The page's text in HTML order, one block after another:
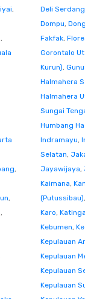
,
,
,
,
,
Deli Serdang
Dompu,
Fakfak,
Gorontalo
Kurun),
Halmahera
Halmahera
Sungai
Humbang
Indramayu,
Selatan,
Jayawijaya,
Kaimana,
(Putussibau),
Karo,
Kebumen,
Kepulauan
Kepulauan
Kepulauan
Kepulauan